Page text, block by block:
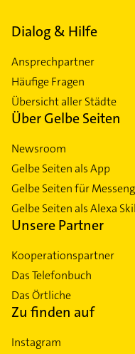
Dialog & Hilfe
Ansprechpartner
Häufige Fragen
Übersicht aller Städte
Über Gelbe Seiten
Newsroom
Gelbe Seiten als App
Gelbe Seiten für
Gelbe Seiten als Alexa
Unsere Partner
Kooperationspartner
Das Telefonbuch
Das Örtliche
Zu finden auf
Instagram